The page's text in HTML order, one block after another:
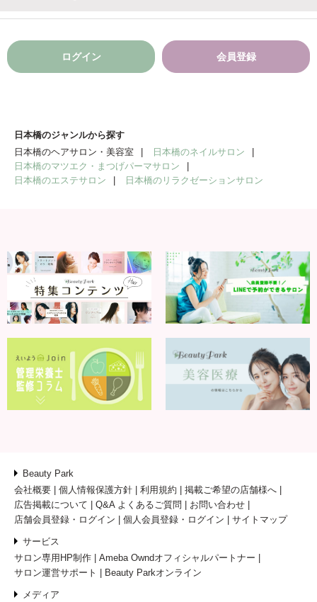
ログイン 会員登録
日本橋のジャンルから探す
日本橋のヘアサロン・美容室
日本橋のネイルサロン
日本橋のマツエク・まつげパーマサロン
日本橋のエステサロン
日本橋のリラクゼーションサロン
Beauty Park
会社概要
個人情報保護方針 利用規約
掲載ご希望の店舗様へ
広告掲載について
Q&A よくあるご質問
お問い合わせ
店舗会員登録・ログイン
個人会員登録・ログイン サイトマップ
サービス
サロン専用HP制作
Ameba Owndオフィシャルパートナー
サロン運営サポート
Beauty Parkオンライン
メディア